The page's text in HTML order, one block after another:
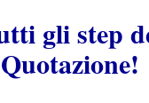
gli step
Quotazione!